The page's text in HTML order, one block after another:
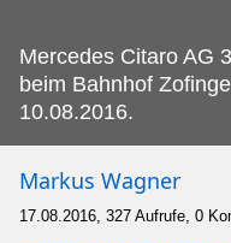
Mercedes Citaro AG
beim Bahnhof
10.08.2016.
Markus Wagner
17.08.2016, 327 Aufrufe, 0